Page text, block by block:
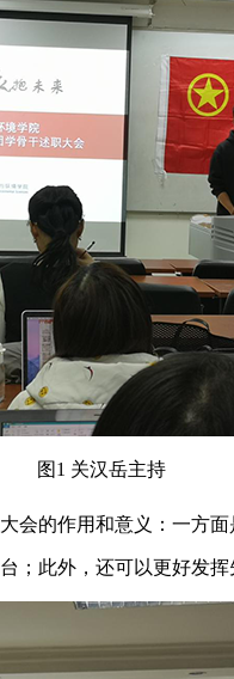
图1 关汉岳主持
的作用和意义：一方
此外，还可以更好发挥